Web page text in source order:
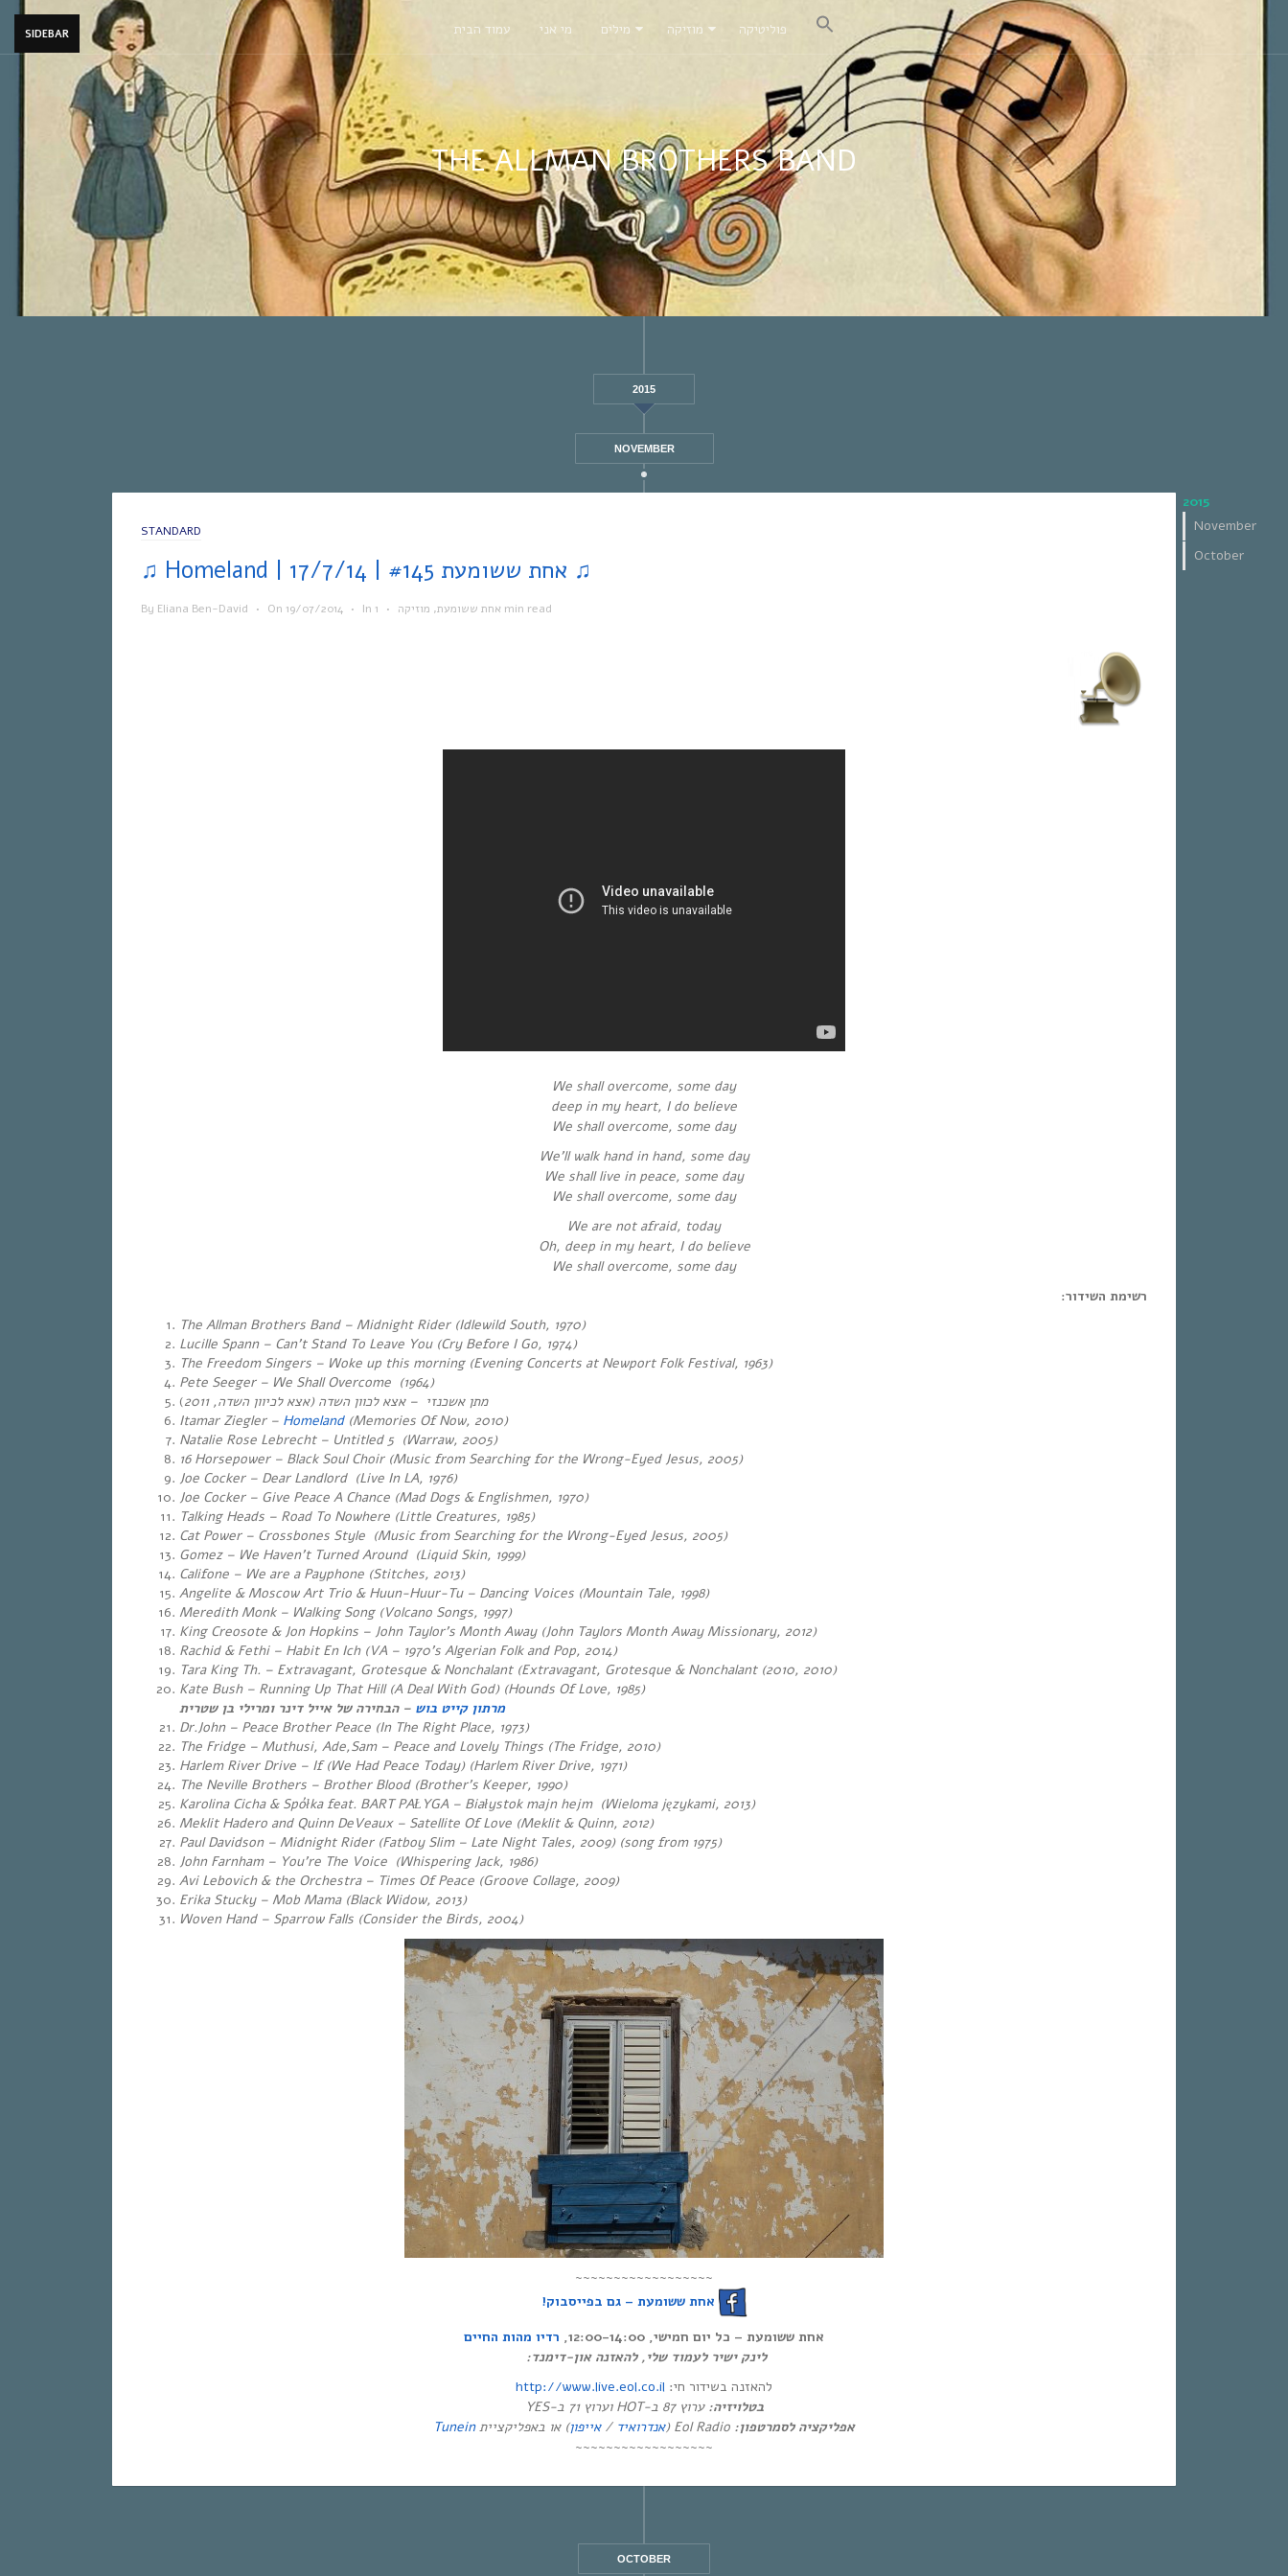
SIDEBAR עמוד הבית מי אני מילים מוזיקה פוליטיקה
THE ALLMAN BROTHERS BAND
2015
NOVEMBER
2015
November
October
STANDARD
♫ Homeland | אחת ששומעת #145 | 17/7/14 ♫
By Eliana Ben-David • On 19/07/2014 • In אחת ששומעת, מוזיקה • 1 min read
We shall overcome, some day
deep in my heart, I do believe
We shall overcome, some day
We’ll walk hand in hand, some day
We shall live in peace, some day
We shall overcome, some day
We are not afraid, today
Oh, deep in my heart, I do believe
We shall overcome, some day
רשימת השידור:
The Allman Brothers Band – Midnight Rider (Idlewild South, 1970)
Lucille Spann – Can’t Stand To Leave You (Cry Before I Go, 1974)
The Freedom Singers – Woke up this morning (Evening Concerts at Newport Folk Festival, 1963)
Pete Seeger – We Shall Overcome (1964)
מתן אשכנזי – אצא לכוון השדה (אצא לכיוון השדה, 2011
)
Itamar Ziegler – Homeland(Memories Of Now, 2010)
Natalie Rose Lebrecht – Untitled 5 (Warraw, 2005)
16 Horsepower – Black Soul Choir (Music from Searching for the Wrong-Eyed Jesus, 2005)
Joe Cocker – Dear Landlord (Live In LA, 1976)
Joe Cocker – Give Peace A Chance (Mad Dogs & Englishmen, 1970)
Talking Heads – Road To Nowhere (Little Creatures, 1985)
Cat Power – Crossbones Style (Music from Searching for the Wrong-Eyed Jesus, 2005)
Gomez – We Haven’t Turned Around(Liquid Skin, 1999)
Califone – We are a Payphone (Stitches, 2013)
Angelite & Moscow Art Trio & Huun-Huur-Tu – Dancing Voices (Mountain Tale, 1998)
Meredith Monk – Walking Song (Volcano Songs, 1997)
King Creosote & Jon Hopkins – John Taylor’s Month Away (John Taylors Month Away Missionary, 2012)
Rachid & Fethi – Habit En Ich (VA – 1970’s Algerian Folk and Pop, 2014)
Tara King Th. – Extravagant, Grotesque & Nonchalant (Extravagant, Grotesque & Nonchalant (2010, 2010)
Kate Bush – Running Up That Hill (A Deal With God) (Hounds Of Love, 1985)
מרתון קייט בוש – הבחירה של אייל דינר ומרילי בן שטרית
Dr.John – Peace Brother Peace (In The Right Place, 1973)
The Fridge – Muthusi, Ade,Sam – Peace and Lovely Things (The Fridge, 2010)
Harlem River Drive – If (We Had Peace Today) (Harlem River Drive, 1971)
The Neville Brothers – Brother Blood (Brother’s Keeper, 1990)
Karolina Cicha & Spółka feat. BART PAŁYGA – Białystok majn hejm (Wieloma językami, 2013)
Meklit Hadero and Quinn DeVeaux – Satellite Of Love (Meklit & Quinn, 2012)
Paul Davidson – Midnight Rider (Fatboy Slim – Late Night Tales, 2009) (song from 1975)
John Farnham – You’re The Voice (Whispering Jack, 1986)
Avi Lebovich & the Orchestra – Times Of Peace (Groove Collage, 2009)
Erika Stucky – Mob Mama (Black Widow, 2013)
Woven Hand – Sparrow Falls (Consider the Birds, 2004)
~~~~~~~~~~~~~~~~~~
אחת ששומעת – גם בפייסבוק!
אחת ששומעת – כל יום חמישי, 12:00-14:00,
רדיו מהות החיים
לינק ישיר לעמוד שלי, להאזנה און-דימנד:
להאזנה בשידור חי: http://www.live.eol.co.il
בטלויזיה: ערוץ 87 ב-HOT וערוץ 71 ב-YES
אפליקציה לסמרטפון:
אנדרואיד /אייפון) או באפליקצייתTunein
~~~~~~~~~~~~~~~~~~
OCTOBER